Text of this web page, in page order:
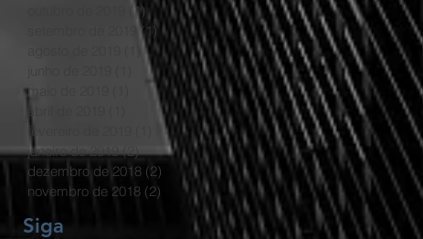
(1) 1 post
(1) 1 post
1 post
1 post
maio de 2019
1 post
abril de 2019
1 post
fevereiro de 2019
1 post
janeiro de 2019 (2)2 posts
dezembro de 2018 (2) 2 posts
novembro de 2018 (2) 2 posts
Siga